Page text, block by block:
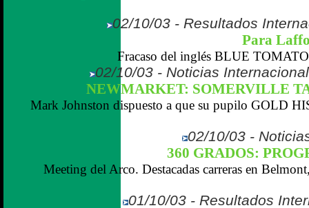
02/10/03 - Resultados
Para
Fracaso del inglés BLUE
02/10/03 - Noticias
NEWMARKET: SOMERVILLE
Mark Johnston dispuesto a que su pupilo GOLD
02/10/03 -
360 GRADOS:
Meeting del Arco. Destacadas carreras en
01/10/03 - Resultados